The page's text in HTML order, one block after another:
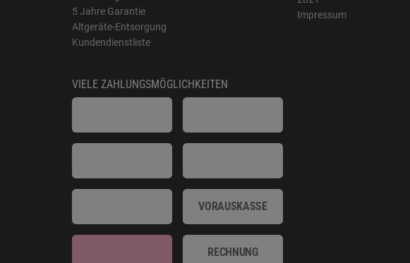
5 Jahre Garantie
Altgeräte-Entsorgung
Kundendienstliste
Impressum
VIELE ZAHLUNGSMÖGLICHKEITEN
VORAUSKASSE
RECHNUNG